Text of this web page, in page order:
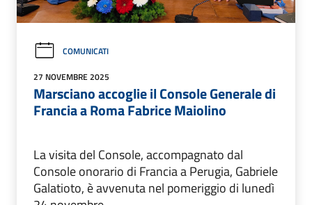
COMUNICATI
27 NOVEMBRE 2025
Marsciano accoglie il Console Generale di
Francia a Roma Fabrice Maiolino
La visita del Console, accompagnato dal
Console onorario di Francia a Perugia, Gabriele
Galatioto, è avvenuta nel pomeriggio di lunedì